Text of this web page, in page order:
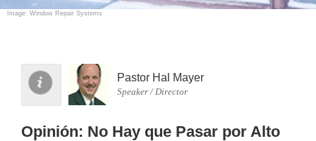
Image: Window Repair Systems
Pastor Hal Mayer
Speaker / Director
Opinión: No Hay que Pasar por Alto